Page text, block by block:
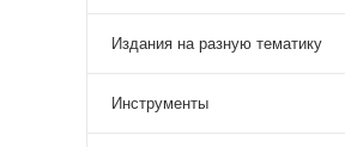
Издания на разную тематику
Инструменты